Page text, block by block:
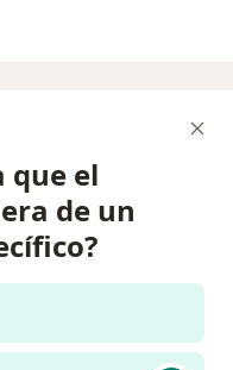
que el
de un